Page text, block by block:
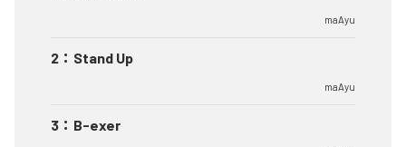
maAyu
2 ： Stand Up
maAyu
3 ： B-exer